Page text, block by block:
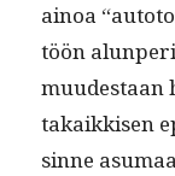
ain­oa
töön
takaikkisen
sinne